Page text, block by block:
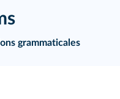
grammaticales